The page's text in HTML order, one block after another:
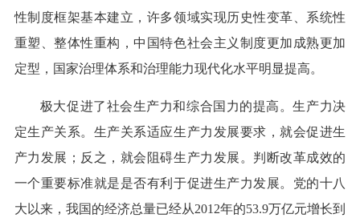
性制度框架基本建立，许多领域实现历史性变革、系统性
重塑、整体性重构，中国特色社会主义制度更加成熟更加
定型，国家治理体系和治理能力现代化水平明显提高。
极大促进了社会生产力和综合国力的提高。生产力决
定生产关系。生产关系适应生产力发展要求，就会促进生
产力发展；反之，就会阻碍生产力发展。判断改革成效的
一个重要标准就是是否有利于促进生产力发展。党的十八
大以来，我国的经济总量已经从2012年的53.9万亿元增长到